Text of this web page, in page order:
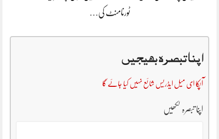
ٹورنامنٹ کی…
اپنا تبصرہ بھیجیں
آپکا ای میل ایڈریس شائع نہیں کیا جائے گا
اپنا تبصرہ لکھیں